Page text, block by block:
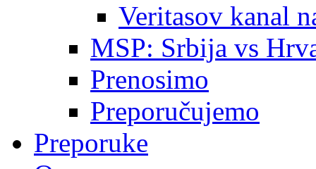
Veritasov kanal
MSP: Srbija vs
Prenosimo
Preporučujemo
Preporuke